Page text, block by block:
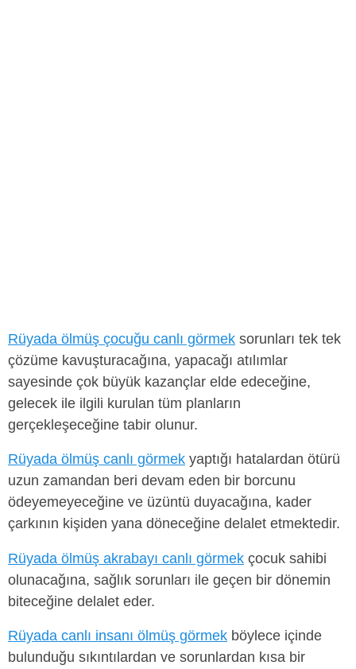
Rüyada ölmüş çocuğu canlı görmek sorunları tek tek
çözüme kavuşturacağına, yapacağı atılımlar
sayesinde çok büyük kazançlar elde edeceğine,
gelecek ile ilgili kurulan tüm planların
gerçekleşeceğine tabir olunur.
Rüyada ölmüş canlı görmek yaptığı hatalardan ötürü
uzun zamandan beri devam eden bir borcunu
ödeyemeyeceğine ve üzüntü duyacağına, kader
çarkının kişiden yana döneceğine delalet etmektedir.
Rüyada ölmüş akrabayı canlı görmek çocuk sahibi
olunacağına, sağlık sorunları ile geçen bir dönemin
biteceğine delalet eder.
Rüyada canlı insanı ölmüş görmek böylece içinde
bulunduğu sıkıntılardan ve sorunlardan kısa bir